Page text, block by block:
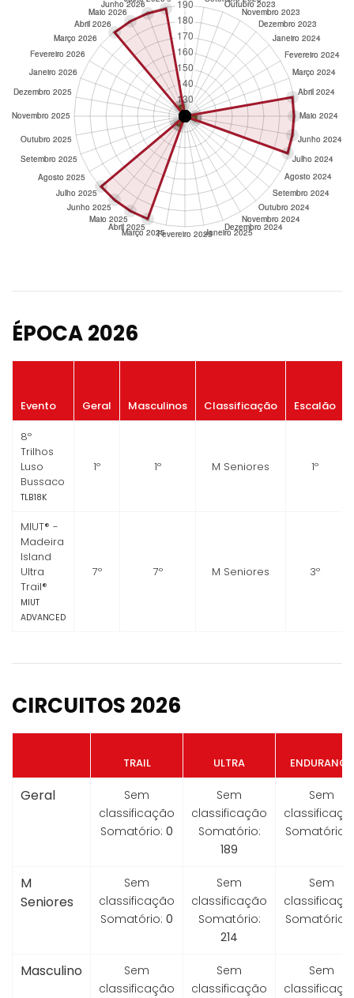
ÉPOCA 2026
Evento Geral Masculinos Classificação Escalão
8º
Trilhos
Luso
Bussaco
TLB18K
1º 1º M Seniores 1º
MIUT® -
Madeira
Island
Ultra
Trail®
MIUT
ADVANCED
7º 7º M Seniores 3º
CIRCUITOS 2026
TRAIL ULTRA ENDURANCE
Geral
Sem
classificação
Somatório: 0
Sem
classificação
Somatório:
189
Sem
Somatório:
M
Seniores
Sem
classificação
Somatório: 0
Sem
classificação
Somatório:
214
Sem
Somatório:
Masculino
Sem
classificação
Sem
classificação
Sem